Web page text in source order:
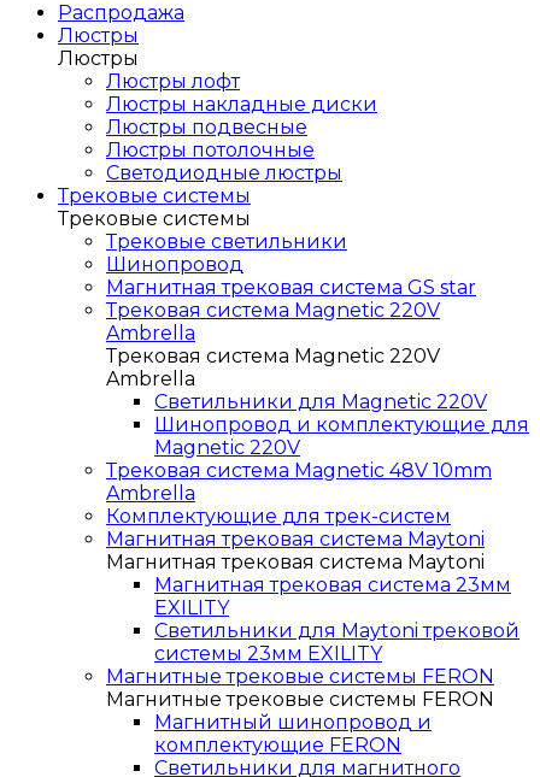
Распродажа
Люстры
Люстры
Люстры лофт
Люстры накладные диски
Люстры подвесные
Люстры потолочные
Светодиодные люстры
Трековые системы
Трековые системы
Трековые светильники
Шинопровод
Магнитная трековая система GS star
Трековая система Magnetic 220V
Ambrella
Трековая система Magnetic 220V
Ambrella
Светильники для Magnetic 220V
Шинопровод и комплектующие для
Magnetic 220V
Трековая система Magnetic 48V 10mm
Ambrella
Комплектующие для трек-систем
Магнитная трековая система Maytoni
Магнитная трековая система Maytoni
Магнитная трековая система 23мм
EXILITY
Светильники для Maytoni трековой
системы 23мм EXILITY
Магнитные трековые системы FERON
Магнитные трековые системы FERON
Магнитный шинопровод и
комплектующие FERON
Светильники для магнитного